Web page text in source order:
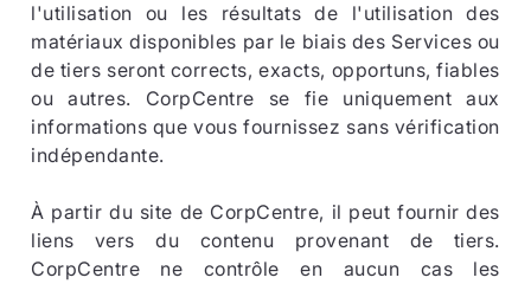
l'utilisation ou les résultats de l'utilisation des
matériaux disponibles par le biais des Services ou
de tiers seront corrects, exacts, opportuns, fiables
ou autres. CorpCentre se fie uniquement aux
informations que vous fournissez sans vérification
indépendante.
À partir du site de CorpCentre, il peut fournir des
liens vers du contenu provenant de tiers.
CorpCentre ne contrôle en aucun cas les